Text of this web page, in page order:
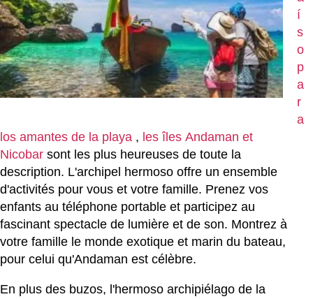
í
s
o
p
a
r
a
los amantes de la playa , les îles Andaman et
Nicobar sont les plus heureuses de toute la
description. L'archipel hermoso offre un ensemble
d'activités pour vous et votre famille. Prenez vos
enfants au téléphone portable et participez au
fascinant spectacle de lumière et de son. Montrez à
votre famille le monde exotique et marin du bateau,
pour celui qu'Andaman est célèbre.
En plus des buzos, l'hermoso archipiélago de la